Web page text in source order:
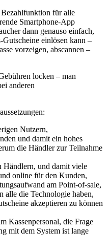
für alle
Smartphone-App
dann genauso einfach,
einlösen kann –
vorzeigen, abscannen –
locken – man
anderen
Nutzern,
und damit ein hohes
die Händler zur Teilnahme
Händlern, und damit viele
online für den Kunden,
am Point-of-sale,
alle die Technologie haben,
akzeptieren zu können
Kassenpersonal, die Frage
mit dem System ist lange